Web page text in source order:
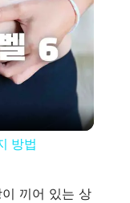
방법
끼어 있는 상